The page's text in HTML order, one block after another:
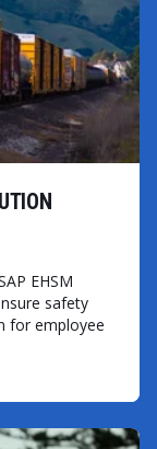
EHSM
safety
for employee